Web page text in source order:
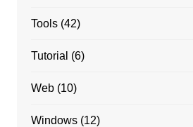
Tools(42)
Tutorial (6)
Web(10)
Windows(12)